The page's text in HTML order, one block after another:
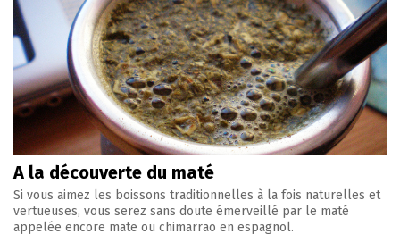
A la découverte du maté
Si vous aimez les boissons traditionnelles à la fois naturelles et
vertueuses, vous serez sans doute émerveillé par le maté
appelée encore mate ou chimarrao en espagnol.